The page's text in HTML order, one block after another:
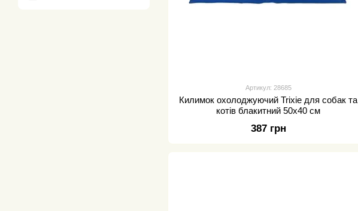
Артикул: 28685
Килимок охолоджуючий Trixie для собак та
котів блакитний 50х40 см
387 грн